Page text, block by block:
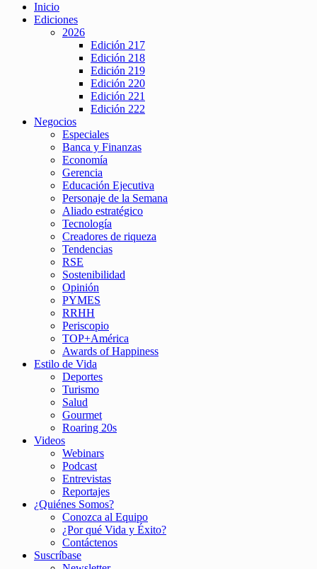
Inicio
Ediciones
2026
Edición 217
Edición 218
Edición 219
Edición 220
Edición 221
Edición 222
Negocios
Especiales
Banca y Finanzas
Economía
Gerencia
Educación Ejecutiva
Personaje de la Semana
Aliado estratégico
Tecnología
Creadores de riqueza
Tendencias
RSE
Sostenibilidad
Opinión
PYMES
RRHH
Periscopio
TOP+América
Awards of Happiness
Estilo de Vida
Deportes
Turismo
Salud
Gourmet
Roaring 20s
Videos
Webinars
Podcast
Entrevistas
Reportajes
¿Quiénes Somos?
Conozca al Equipo
¿Por qué Vida y Éxito?
Contáctenos
Suscríbase